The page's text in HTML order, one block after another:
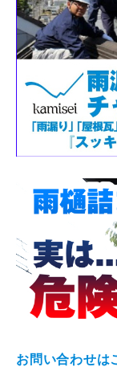
お問い合わせは